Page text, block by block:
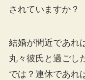
されていますか？
結婚が間近であれ
丸々彼氏と過ごし
では？連休であれ